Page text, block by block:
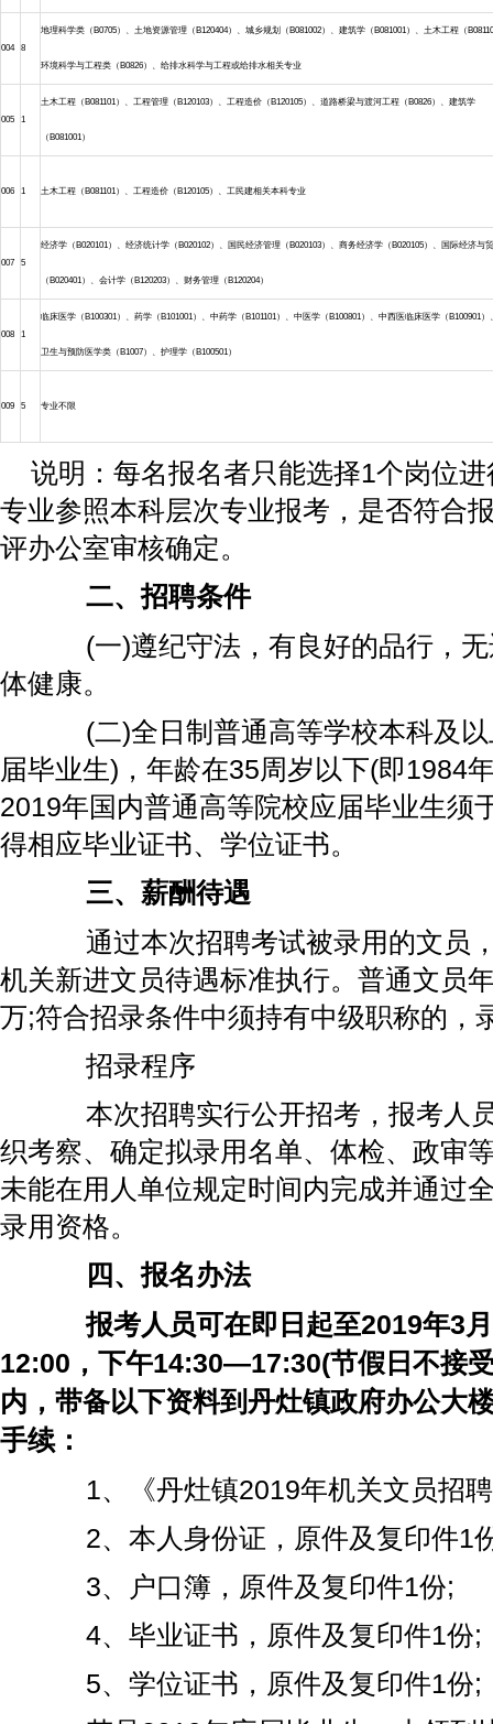
004 8
地理科学类（B0705）、土地资源管理（B120404）、城乡规划（B081002）、建筑学（B081001）、土木工程（
环境科学与工程类（B0826）、给排水科学与工程或给排水相关专业
005 1
土木工程（B081101）、工程管理（B120103）、工程造价（B120105）、道路桥梁与渡河工程（B0826）、建筑学
（B081001）
006 1 土木工程（B081101）、工程造价（B120105）、工民建相关本科专业
007 5
经济学（B020101）、经济统计学（B020102）、国民经济管理（B020103）、商务经济学（B020105）、国际经济与
（B020401）、会计学（B120203）、财务管理（B120204）
008 1
临床医学（B100301）、药学（B101001）、中药学（B101101）、中医学（B100801）、中西医临床医学（B100901）
卫生与预防医学类（B1007）、护理学（B100501）
009 5 专业不限
说明：每名报名者只能选择1个岗位
专业参照本科层次专业报考，是否符合
评办公室审核确定。
二、招聘条件
(一)遵纪守法，有良好的品行，无
体健康。
(二)全日制普通高等学校本科及以
届毕业生)，年龄在35周岁以下(即1984
2019年国内普通高等院校应届毕业生须
得相应毕业证书、学位证书。
三、薪酬待遇
通过本次招聘考试被录用的文员
机关新进文员待遇标准执行。普通文员
万;符合招录条件中须持有中级职称的，
招录程序
本次招聘实行公开招考，报考人
织考察、确定拟录用名单、体检、政审
未能在用人单位规定时间内完成并通过
录用资格。
四、报名办法
报考人员可在即日起至2019年3
12:00，下午14:30—17:30(节假日不接
内，带备以下资料到丹灶镇政府办公大
手续：
1、《丹灶镇2019年机关文员招聘
2、本人身份证，原件及复印件1
3、户口簿，原件及复印件1份;
4、毕业证书，原件及复印件1份;
5、学位证书，原件及复印件1份;